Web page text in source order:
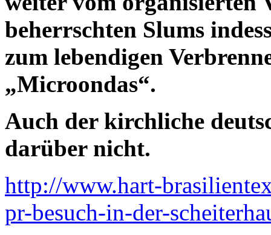
beherrschten Slums
zum lebendigen
„Microondas“.
Auch der kirchliche
darüber nicht.
http://www.hart-
pr-besuch-in-der-